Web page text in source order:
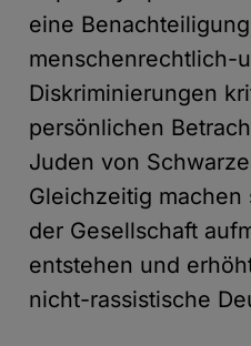
eine
menschenrechtlich-
Diskriminierungen
persönlichen
Juden von
Gleichzeitig
der Gesellschaft
entstehen und
nicht-rassistische